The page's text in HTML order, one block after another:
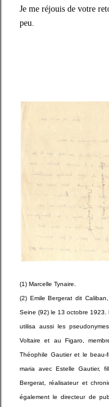
Je me réjouis de votre
peu.
Bien
Remy
(1) Marcelle Tynaire.
(2) Emile Bergerat dit
Seine (92) le 13 octobre
utilisa aussi les
Voltaire et au Figaro,
Théophile Gautier et le beau-
maria avec Estelle Gautier,
Bergerat, réalisateur et
également le directeur de